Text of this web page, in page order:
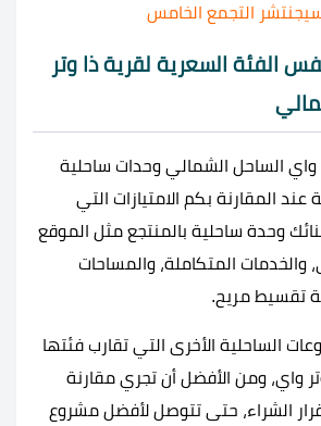
التجمع الخامس
الفئة السعرية لقرية ذا وتر
واي الساحل الشمالي وحدات ساحلية
عند المقارنة بكم الامتيازات التي
وحدة ساحلية بالمنتجع مثل الموقع
والخدمات المتكاملة، والمساحات
تقسيط مريح.
الساحلية الأخرى التي تقارب فئتها
واي، ومن الأفضل أن تجري مقارنة
الشراء، حتى تتوصل لأفضل مشروع